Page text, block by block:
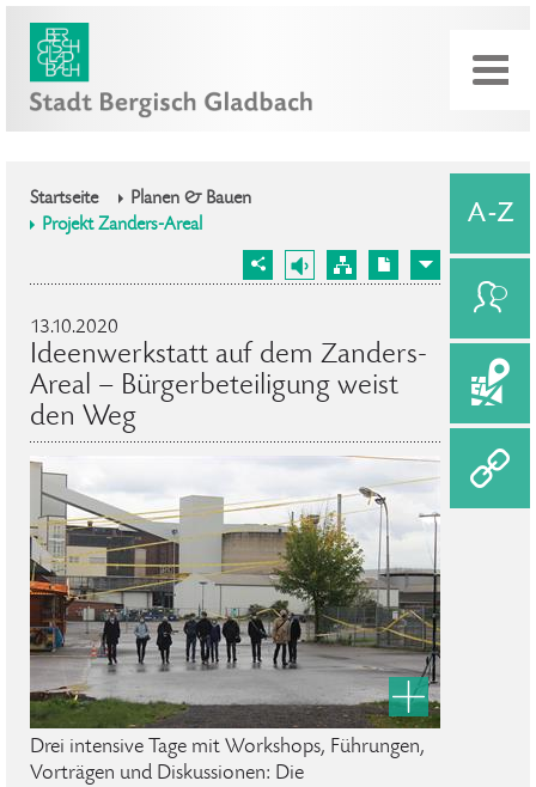
Startseite
Planen & Bauen
Projekt Zanders-Areal
13.10.2020
Ideenwerkstatt auf dem Zanders-
Areal – Bürgerbeteiligung weist
den Weg
Drei intensive Tage mit Workshops, Führungen,
Vorträgen und Diskussionen: Die